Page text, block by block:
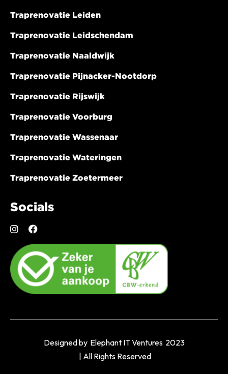
Traprenovatie Leiden
Traprenovatie Leidschendam
Traprenovatie Naaldwijk
Traprenovatie Pijnacker-Nootdorp
Traprenovatie Rijswijk
Traprenovatie Voorburg
Traprenovatie Wassenaar
Traprenovatie Wateringen
Traprenovatie Zoetermeer
Socials
Designed by Elephant IT Ventures 2023
| All Rights Reserved